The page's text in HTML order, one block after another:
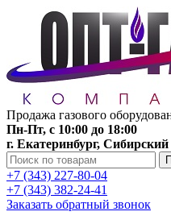
Продажа газового
Пн-Пт, с 10:00 до 18:00
г. Екатеринбург,
+7 (343) 227-80-04
+7 (343) 382-24-41
Заказать обратный звонок